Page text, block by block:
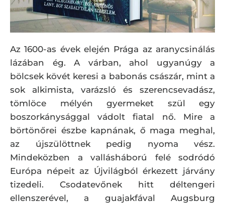
Az 1600-as évek elején Prága az aranycsinálás
lázában ég. A várban, ahol ugyanúgy a
bölcsek kövét keresi a babonás császár, mint a
sok alkimista, varázsló és szerencsevadász,
tömlöce mélyén gyermeket szül egy
boszorkánysággal vádolt fiatal nő. Mire a
börtönőrei észbe kapnának, ő maga meghal,
az újszülöttnek pedig nyoma vész.
Mindeközben a vallásháború felé sodródó
Európa népeit az Újvilágból érkezett járvány
tizedeli. Csodatevőnek hitt déltengeri
ellenszerével, a guajakfával Augsburg